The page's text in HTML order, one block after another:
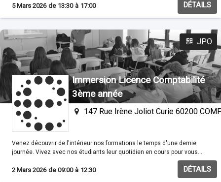
5 Mars 2026 de 13:30 à 17:00 DÉTAILS
JPO
Immersion Licence Comptabilité
3ème année
147 Rue Irène Joliot Curie 60200
Venez découvrir de l'intérieur nos formations le temps d'une demie
journée. Vivez avec nos étudiants leur quotidien en cours pour vous
2 Mars 2026 de 09:00 à 12:30 DÉTAILS